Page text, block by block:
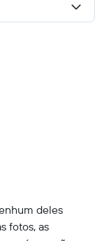
deles
fotos, as